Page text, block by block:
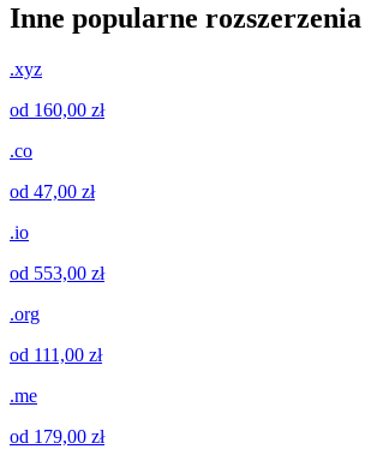
Inne popularne rozszerzenia
.xyz
od 160,00 zł
.co
od 47,00 zł
.io
od 553,00 zł
.org
od 111,00 zł
.me
od 179,00 zł